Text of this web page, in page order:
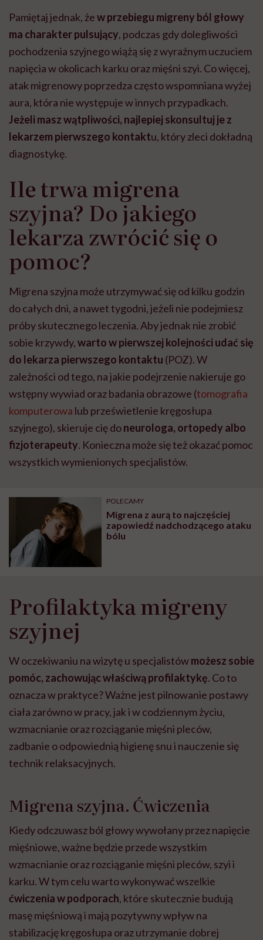
Pamiętaj jednak, żew przebiegu migreny ból głowy
ma charakter pulsujący, podczas gdy dolegliwości
pochodzenia szyjnego wiążą się z wyraźnym uczuciem
napięcia w okolicach karku oraz mięśni szyi. Co więcej,
atak migrenowy poprzedza często wspomniana wyżej
aura, która nie występuje w innych przypadkach.
Jeżeli masz wątpliwości, najlepiej skonsultuj je z
lekarzem pierwszego kontaktu, który zleci dokładną
diagnostykę.
Ile trwa migrena
szyjna? Do jakiego
lekarza zwrócić się o
pomoc?
Migrena szyjna może utrzymywać się od kilku godzin
do całych dni, a nawet tygodni, jeżeli nie podejmiesz
próby skutecznego leczenia. Aby jednak nie zrobić
sobie krzywdy,warto w pierwszej kolejności udać się
do lekarza pierwszego kontaktu (POZ). W
zależności od tego, na jakie podejrzenie nakieruje go
wstępny wywiad oraz badania obrazowe (tomografia
komputerowa lub prześwietlenie kręgosłupa
szyjnego), skieruje cię doneurologa, ortopedy albo
fizjoterapeuty. Konieczna może się też okazać pomoc
wszystkich wymienionych specjalistów.
POLECAMY
Migrena z aurą to najczęściej
zapowiedź nadchodzącego ataku
bólu
Profilaktyka migreny
szyjnej
W oczekiwaniu na wizytę u specjalistówmożesz sobie
pomóc, zachowując właściwą profilaktykę. Co to
oznacza w praktyce? Ważne jest pilnowanie postawy
ciała zarówno w pracy, jak i w codziennym życiu,
wzmacnianie oraz rozciąganie mięśni pleców,
zadbanie o odpowiednią higienę snu i nauczenie się
technik relaksacyjnych.
Migrena szyjna. Ćwiczenia
Kiedy odczuwasz ból głowy wywołany przez napięcie
mięśniowe, ważne będzie przede wszystkim
wzmacnianie oraz rozciąganie mięśni pleców, szyi i
karku. W tym celu warto wykonywać wszelkie
ćwiczenia w podporach, które skutecznie budują
masę mięśniową i mają pozytywny wpływ na
stabilizację kręgosłupa oraz utrzymanie dobrej